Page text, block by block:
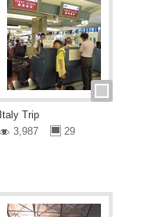
Italy Trip
3,987
29